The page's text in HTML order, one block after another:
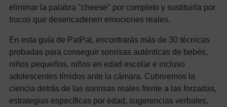
eliminar la palabra "cheese" por completo y sustituirla por
trucos que desencadenen emociones reales.
En esta guía de PatPat, encontrarás más de 30 técnicas
probadas para conseguir sonrisas auténticas de bebés,
niños pequeños, niños en edad escolar e incluso
adolescentes tímidos ante la cámara. Cubriremos la
ciencia detrás de las sonrisas reales frente a las forzadas,
estrategias específicas por edad, sugerencias verbales,